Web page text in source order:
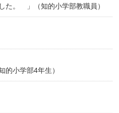
た。 」（知的小学部教職員）
的小学部4年生）